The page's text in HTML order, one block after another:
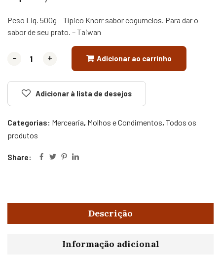
Peso Liq. 500g – Típico Knorr sabor cogumelos. Para dar o
sabor de seu prato. – Taiwan
- +
- + Adicionar ao carrinho
Adicionar à lista de desejos
Categorias: Mercearia, Molhos e Condimentos, Todos os
produtos
Share:
Descrição
Informação adicional